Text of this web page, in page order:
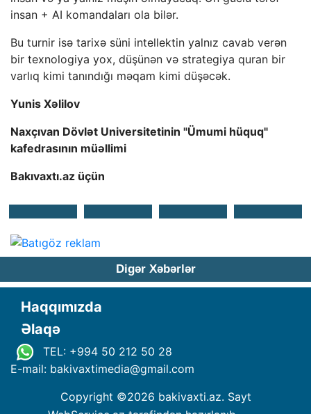
insan + AI komandaları ola bilər.
Bu turnir isə tarixə süni intellektin yalnız cavab verən
bir texnologiya yox, düşünən və strategiya quran bir
varlıq kimi tanındığı məqam kimi düşəcək.
Yunis Xəlilov
Naxçıvan Dövlət Universitetinin "Ümumi hüquq"
kafedrasının müəllimi
Bakıvaxtı.az üçün
Digər Xəbərlər
Haqqımızda
Əlaqə
TEL: +994 50 212 50 28
E-mail: bakivaxtimedia@gmail.com
Copyright ©2026 bakivaxti.az. Sayt